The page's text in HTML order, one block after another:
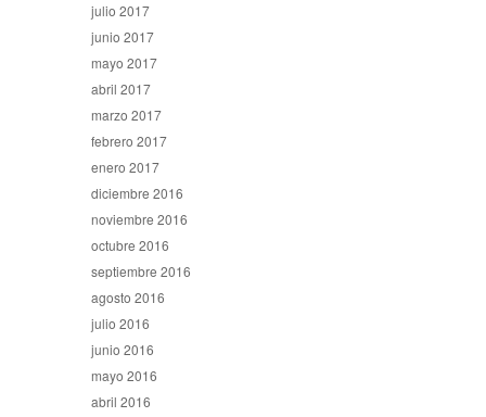
julio 2017
junio 2017
mayo 2017
abril 2017
marzo 2017
febrero 2017
enero 2017
diciembre 2016
noviembre 2016
octubre 2016
septiembre 2016
agosto 2016
julio 2016
junio 2016
mayo 2016
abril 2016